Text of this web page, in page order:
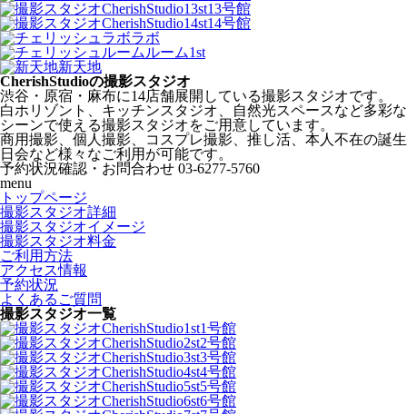
13号館
14号館
ラボ
ルーム1st
新天地
CherishStudioの撮影スタジオ
渋谷・原宿・麻布に14店舗展開している撮影スタジオです。
白ホリゾント、キッチンスタジオ、自然光スペースなど多彩な
シーンで使える撮影スタジオをご用意しています。
商用撮影、個人撮影、コスプレ撮影、推し活、本人不在の誕生
日会など様々なご利用が可能です。
予約状況確認・お問合わせ 03-6277-5760
menu
トップページ
撮影スタジオ詳細
撮影スタジオイメージ
撮影スタジオ料金
ご利用方法
アクセス情報
予約状況
よくあるご質問
撮影スタジオ一覧
1号館
2号館
3号館
4号館
5号館
6号館